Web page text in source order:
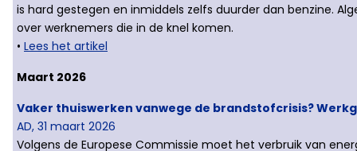
is hard gestegen en inmiddels zelfs duurder dan benzine.
over werknemers die in de knel komen.
• Lees het artikel
Maart 2026
Vaker thuiswerken vanwege de brandstofcrisis?
AD, 31 maart 2026
Volgens de Europese Commissie moet het verbruik van